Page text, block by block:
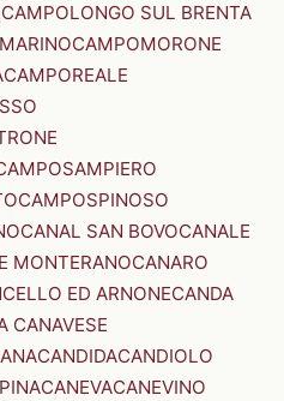
CAMPOLONGO SUL BRENTA
CAMPOMORONE
CAMPOREALE
CAMPOSPINOSO
CANAL SAN BOVOCANALE
MONTERANOCANARO
ED ARNONECANDA
CANAVESE
CANDIDACANDIOLO
CANEVACANEVINO